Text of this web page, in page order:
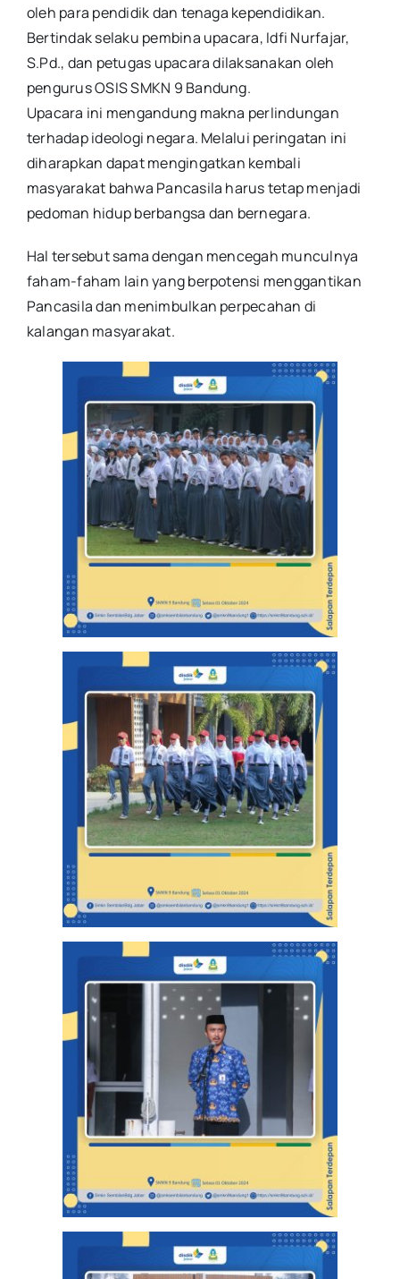
oleh para pendidik dan tenaga kependidikan.
Bertindak selaku pembina upacara, Idfi Nurfajar,
S.Pd., dan petugas upacara dilaksanakan oleh
pengurus OSIS SMKN 9 Bandung.
Upacara ini mengandung makna perlindungan
terhadap ideologi negara. Melalui peringatan ini
diharapkan dapat mengingatkan kembali
masyarakat bahwa Pancasila harus tetap menjadi
pedoman hidup berbangsa dan bernegara.
Hal tersebut sama dengan mencegah munculnya
faham-faham lain yang berpotensi menggantikan
Pancasila dan menimbulkan perpecahan di
kalangan masyarakat.